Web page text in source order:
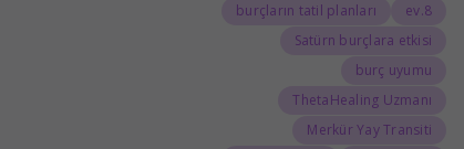
8.ev
burçların tatil planları
Satürn burçlara etkisi
burç uyumu
ThetaHealing Uzmanı
Merkür Yay Transiti